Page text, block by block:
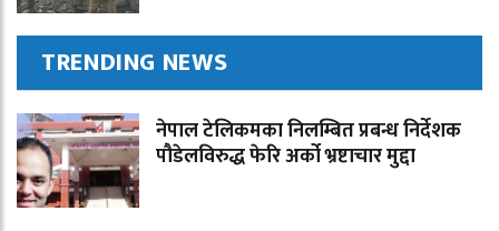
TRENDING NEWS
नेपाल टेलिकमका निलम्बित प्रबन्ध निर्देशक
पौडेलविरुद्ध फेरि अर्को भ्रष्टाचार मुद्दा